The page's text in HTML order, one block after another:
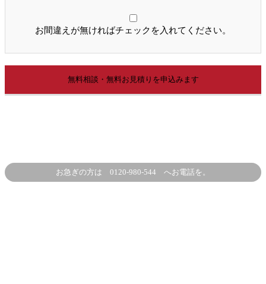
お間違えが無ければチェックを入れてください。
お急ぎの方は 0120-980-544 へお電話を。